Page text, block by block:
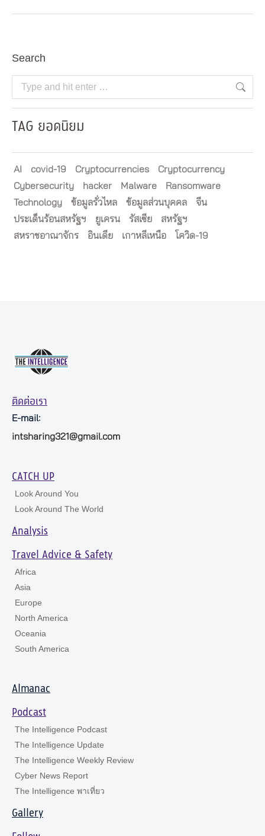
Search
Search:
TAG ยอดนิยม
AI covid-19 Cryptocurrencies
Cryptocurrency
Cybersecurity
hacker Malware
Ransomware
Technology
ข้อมูลรั่วไหล ข้อมูลส่วนบุคคล
จีน
ประเด็นร้อนสหรัฐฯ
ยูเครน รัสเซีย
สหรัฐฯ
สหราชอาณาจักร
อินเดีย เกาหลีเหนือ โควิด-19
ติดต่อเรา
E-mail:
intsharing321@gmail.com
CATCH UP
Look Around You
Look Around The World
Analysis
Travel Advice & Safety
Africa
Asia
Europe
North America
Oceania
South America
Almanac
Podcast
The Intelligence Podcast
The Intelligence Update
The Intelligence Weekly Review
Cyber News Report
The Intelligence พาเที่ยว
Gallery